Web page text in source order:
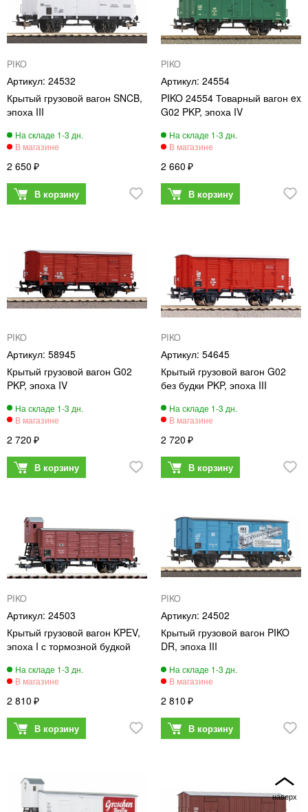
PIKO
24532
Крытый грузовой вагон SNCB,
эпоха III
2 650
PIKO
24554
PIKO 24554 Товарный вагон ex
G02 PKP, эпоха IV
2 660
PIKO
58945
Крытый грузовой вагон G02
PKP, эпоха IV
2 720
PIKO
54645
Крытый грузовой вагон G02
без будки PKP, эпоха III
2 720
PIKO
24503
Крытый грузовой вагон KPEV,
эпоха I с тормозной будкой
2 810
PIKO
24502
Крытый грузовой вагон PIKO
DR, эпоха III
2 810